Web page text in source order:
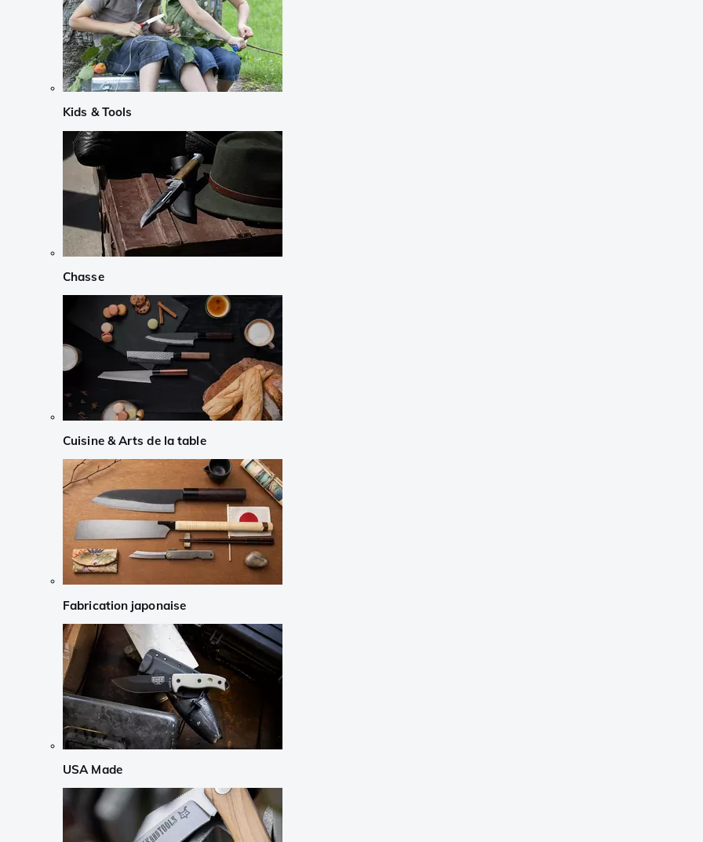
Kids & Tools
Chasse
Cuisine & Arts de la table
Fabrication japonaise
USA Made